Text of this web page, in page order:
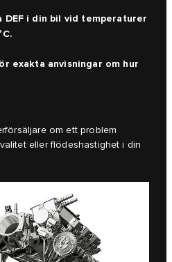
i din bil vid temperaturer
exakta anvisningar om hur
om ett problem
eller flödeshastighet i din